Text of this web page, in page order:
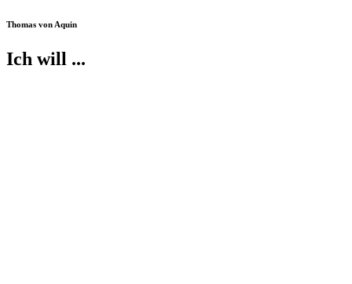
Thomas von Aquin
Ich will ...